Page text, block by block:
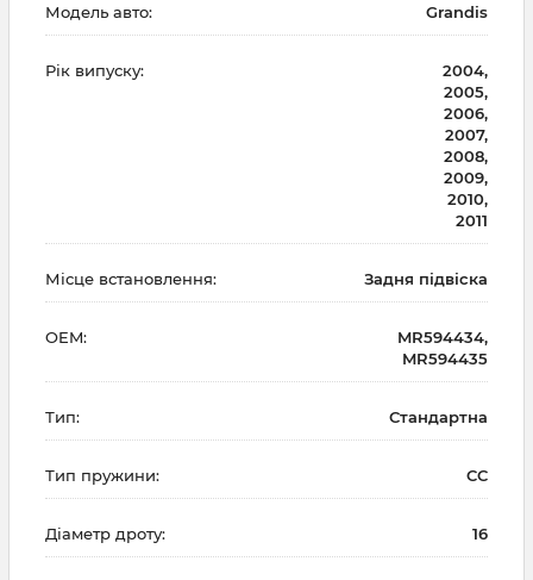
Модель авто: Grandis
Рік випуску:
2004,
2005,
2006,
2007,
2008,
2009,
2010,
2011
Місце встановлення: Задня підвіска
OEM:
MR594434,
MR594435
Тип: Стандартна
Тип пружини: CC
Діаметр дроту: 16